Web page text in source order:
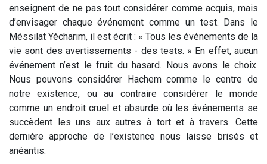
enseignent de ne pas tout considérer comme acquis, mais
d’envisager chaque événement comme un test. Dans le
Méssilat Yécharim, il est écrit : « Tous les événements de la
vie sont des avertissements - des tests. » En effet, aucun
événement n’est le fruit du hasard. Nous avons le choix.
Nous pouvons considérer Hachem comme le centre de
notre existence, ou au contraire considérer le monde
comme un endroit cruel et absurde où les événements se
succèdent les uns aux autres à tort et à travers. Cette
dernière approche de l’existence nous laisse brisés et
anéantis.